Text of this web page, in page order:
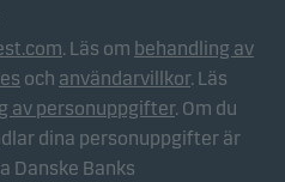
. Läs om behandling av
och användarvillkor. Läs
av personuppgifter. Om du
dina personuppgifter är
Danske Banks